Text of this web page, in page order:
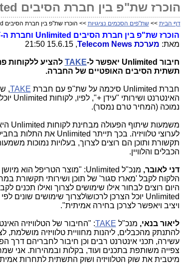
הוכרז שת"פ בין חברת הסיבים Unlimited וחברת ה-OTT החדשה TAKE
דף הבית >>שת"פים הסכמים נציגויות >> הוכרז שת"פ בין חברת הסיבים Unlimited וחברת ה-OTT החדשה TAKE
הוכרז שת"פ בין חברת הסיבים Unlimited וחברת ה-
מאת: מערכתTelecom News
, 15.6.15 21:50
חיבור Unlimited יאפשר ל-TAKE להציע ללקוחות
תשתית הסיבים האופטיים של החברה.
חברת Unlimited סיכמה על שת"פ עם חברת TAKE
,
האינטרנט ושירותי "עידן +", לפיו, לקוחות Unlimited
נמוכה (המחיר טרם נמסר).
משמעות שיתוף הפעולה מבחינת לקוחות Unlimited
לערוצי טלוויזיה. בכך תייתר Unlimited את התלות
תקשורת ותוכן הם רוצים לצרוך, בעלויות נמוכות
הכבלים והלוויין.
דני לאובר, מנכ"ל Unlimited: "מוצר הטריפל הוא
הלקוח לקבל 'מארז סגור' של תוכן ושירותי תקשורת
היום רוצים לבחור אילו שימושים לצרוך ואילו תכנים
Unlimited יוכל הצרכן לרכוש\לצרוך שימושים שונים
ויציב ויאפשר לצרכן בחירה אמיתית".
ליאור בנאי, מנכ"ל TAKE: "החיבור של הטלוויזיה
להתנתק מהכבלים, ליהנות מחוויית טלוויזיה מושלמת,
עשירה, תכני אינטרנט רבים וכן חיבור לחבריהם דרך
צפייה משותפת בתכנים ועוד, בקלות ובמהירות. אני
מיטבית את שוק הטלוויזיה ושוק התשתית לתחרות